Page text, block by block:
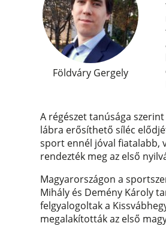
Földváry Gergely
A régészet tanúsága
lábra erősíthető síléc
sport ennél jóval fiatalabb,
rendezték meg az első
Magyarországon a
Mihály és Demény Károly
felgyalogoltak a
megalakították az első